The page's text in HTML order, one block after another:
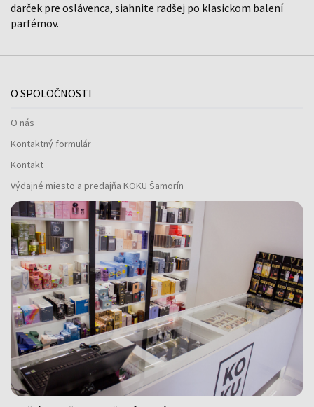
darček pre oslávenca, siahnite radšej po klasickom balení
parfémov.
O SPOLOČNOSTI
O nás
Kontaktný formulár
Kontakt
Výdajné miesto a predajňa KOKU Šamorín